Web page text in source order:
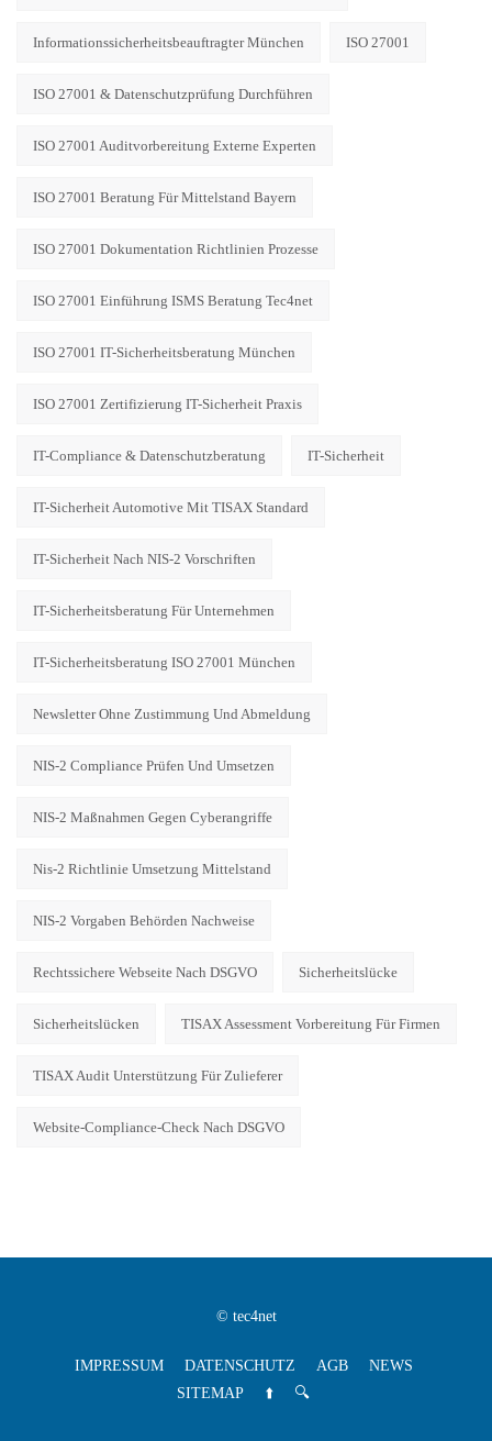
Informationssicherheitsbeauftragter München ISO 27001
ISO 27001 & Datenschutzprüfung Durchführen
ISO 27001 Auditvorbereitung Externe Experten
ISO 27001 Beratung Für Mittelstand Bayern
ISO 27001 Dokumentation Richtlinien Prozesse
ISO 27001 Einführung ISMS Beratung Tec4net
ISO 27001 IT-Sicherheitsberatung München
ISO 27001 Zertifizierung IT-Sicherheit Praxis
IT-Compliance & Datenschutzberatung IT-Sicherheit
IT-Sicherheit Automotive Mit TISAX Standard
IT-Sicherheit Nach NIS-2 Vorschriften
IT-Sicherheitsberatung Für Unternehmen
IT-Sicherheitsberatung ISO 27001 München
Newsletter Ohne Zustimmung Und Abmeldung
NIS-2 Compliance Prüfen Und Umsetzen
NIS-2 Maßnahmen Gegen Cyberangriffe
Nis-2 Richtlinie Umsetzung Mittelstand
NIS-2 Vorgaben Behörden Nachweise
Rechtssichere Webseite Nach DSGVO Sicherheitslücke
Sicherheitslücken TISAX Assessment Vorbereitung Für Firmen
TISAX Audit Unterstützung Für Zulieferer
Website-Compliance-Check Nach DSGVO
© tec4net
IMPRESSUM DATENSCHUTZ AGB
NEWS
SITEMAP
⬆️ 🔍